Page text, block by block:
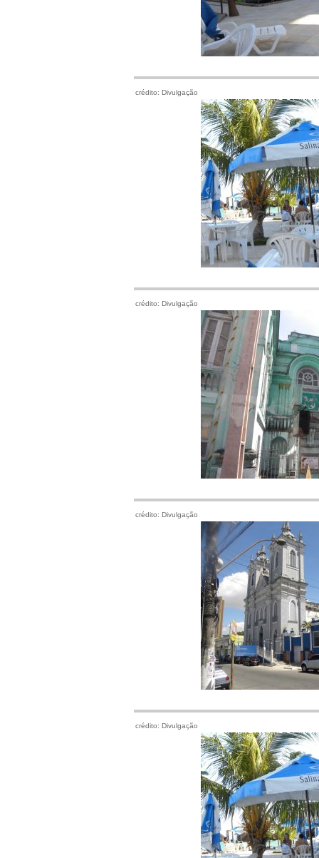
crédito: Divulgação
crédito: Divulgação
crédito: Divulgação
crédito: Divulgação